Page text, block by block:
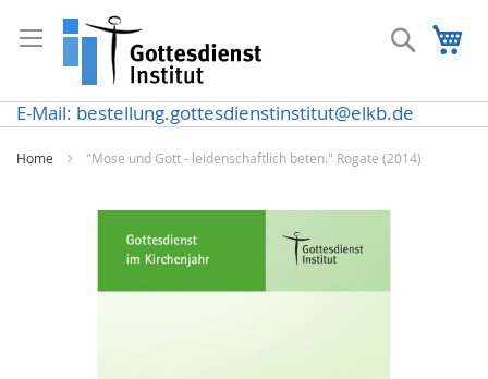
zum
Inhalt
Suche
E-Mail: bestellung.gottesdienstinstitut@elkb.de
Home "Mose und Gott - leidenschaftlich beten." Rogate (2014)